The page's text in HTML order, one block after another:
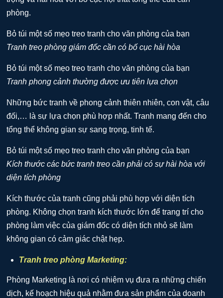
phòng.
Tranh treo phòng giám đốc cần có bố cục hài hòa
Tranh phong cảnh thường được ưu tiên lựa chọn
Những bức tranh về phong cảnh thiên nhiên, con vật, câu
đối,… là sự lựa chọn phù hợp nhất. Tranh mang đến cho
tổng thể không gian sự sang trọng, tinh tế.
Kích thước các bức tranh treo cần phải có sự hài hòa với
diện tích phòng
Kích thước của tranh cũng phải phù hợp với diện tích
phòng. Không chọn tranh kích thước lớn để trang trí cho
phòng làm việc của giám đốc có diện tích nhỏ sẽ làm
không gian có cảm giác chật hẹp.
Tranh treo phòng Marketing:
Phòng Marketing là nơi có nhiệm vụ đưa ra những chiến
dịch, kế hoạch hiệu quả nhằm đưa sản phẩm của doanh